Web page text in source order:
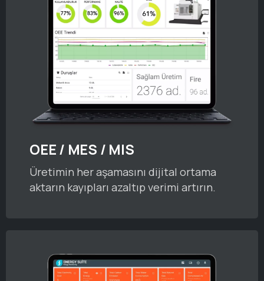
OEE / MES / MIS
Üretimin her aşamasını dijital ortama
aktarın kayıpları azaltıp verimi artırın.